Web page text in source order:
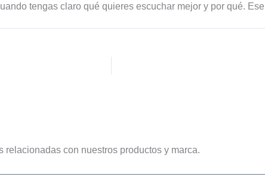
tengas claro qué quieres escuchar mejor y por qué.
con nuestros productos y marca.